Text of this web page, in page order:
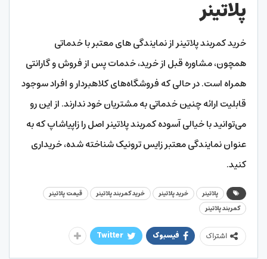
پلاتینر
خرید کمربند پلاتینر از نمایندگی های معتبر با خدماتی
همچون، مشاوره قبل از خرید، خدمات پس از فروش و گارانتی
همراه است. در حالی که فروشگاه‌های کلاهبردار و افراد سوجود
قابلیت ارائه چنین خدماتی به مشتریان خود ندارند. از این رو
می‌توانید با خیالی آسوده کمربند پلاتینر اصل را زاپیاشاپ که به
عنوان نمایندگی معتبر زایس ترونیک شناخته شده، خریداری
کنید.
پلاتینر خرید پلاتینر خرید کمربند پلاتینر
قیمت پلاتینر
کمربند پلاتینر
اشتراک فیسبوک Twitter